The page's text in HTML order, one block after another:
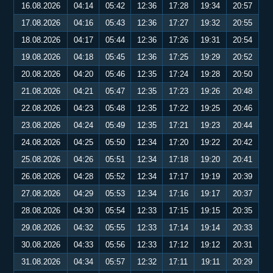
16.08.2026
04:14 05:42 12:36 17:28 19:34
20:57
17.08.2026
04:16 05:43 12:36 17:27 19:32
20:55
18.08.2026
04:17 05:44 12:36 17:26 19:31
20:54
19.08.2026
04:18 05:45 12:36 17:25 19:29
20:52
20.08.2026
04:20 05:46 12:35 17:24 19:28
20:50
21.08.2026
04:21 05:47 12:35 17:23 19:26
20:48
22.08.2026
04:23 05:48 12:35 17:22 19:25
20:46
23.08.2026
04:24 05:49 12:35 17:21 19:23
20:44
24.08.2026
04:25 05:50 12:34 17:20 19:22
20:42
25.08.2026
04:26 05:51 12:34 17:18 19:20
20:41
26.08.2026
04:28 05:52 12:34 17:17 19:19
20:39
27.08.2026
04:29 05:53 12:34 17:16 19:17
20:37
28.08.2026
04:30 05:54 12:33 17:15 19:15
20:35
29.08.2026
04:32 05:55 12:33 17:14 19:14
20:33
30.08.2026
04:33 05:56 12:33 17:12 19:12
20:31
31.08.2026
04:34 05:57 12:32 17:11 19:11
20:29